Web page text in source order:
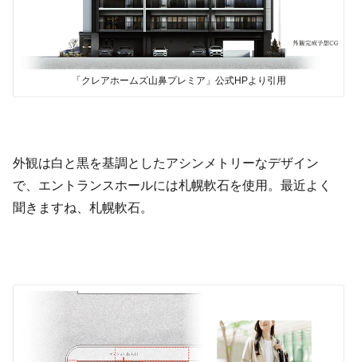
「クレアホームズ山鼻プレミア」公式HPより引用
外観は白と黒を基調としたアシンメトリーなデザイン
で、エントランスホールには札幌軟石を使用。最近よく
聞きますね、札幌軟石。